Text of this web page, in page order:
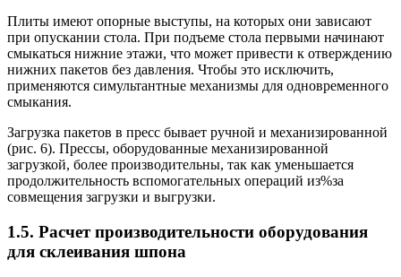
Плиты имеют опорные выступы, на которых они зависают
при опускании стола. При подъеме стола первыми начинают
смыкаться нижние этажи, что может привести к отверждению
нижних пакетов без давления. Чтобы это исключить,
применяются симультантные механизмы для одновременного
смыкания.
Загрузка пакетов в пресс бывает ручной и механизированной
(рис. 6). Прессы, оборудованные механизированной
загрузкой, более производительны, так как уменьшается
продолжительность вспомогательных операций из%за
совмещения загрузки и выгрузки.
1.5. Расчет производительности оборудования
для склеивания шпона